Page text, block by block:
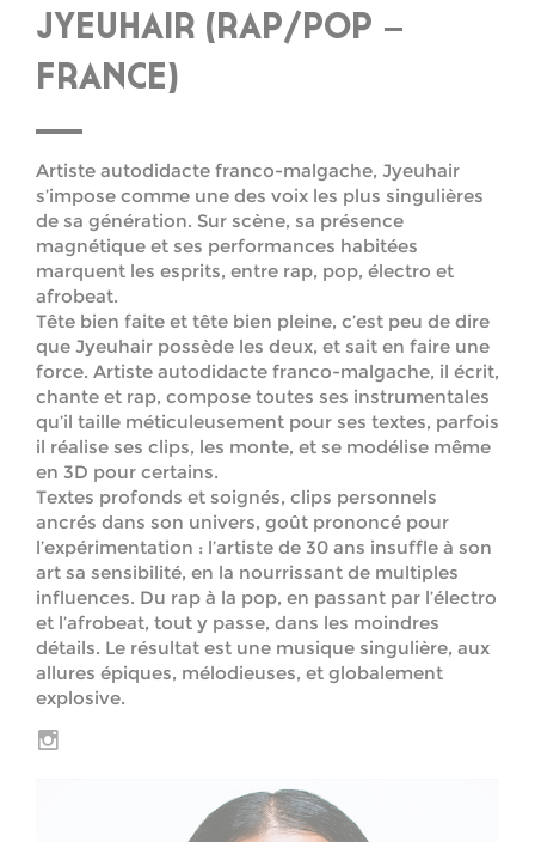
JYEUHAIR (RAP/POP –
FRANCE)
Artiste autodidacte franco-malgache, Jyeuhair
s’impose comme une des voix les plus singulières
de sa génération. Sur scène, sa présence
magnétique et ses performances habitées
marquent les esprits, entre rap, pop, électro et
afrobeat.
Tête bien faite et tête bien pleine, c’est peu de dire
que Jyeuhair possède les deux, et sait en faire une
force. Artiste autodidacte franco-malgache, il écrit,
chante et rap, compose toutes ses instrumentales
qu’il taille méticuleusement pour ses textes, parfois
il réalise ses clips, les monte, et se modélise même
en 3D pour certains.
Textes profonds et soignés, clips personnels
ancrés dans son univers, goût prononcé pour
l’expérimentation : l’artiste de 30 ans insuffle à son
art sa sensibilité, en la nourrissant de multiples
influences. Du rap à la pop, en passant par l’électro
et l’afrobeat, tout y passe, dans les moindres
détails. Le résultat est une musique singulière, aux
allures épiques, mélodieuses, et globalement
explosive.